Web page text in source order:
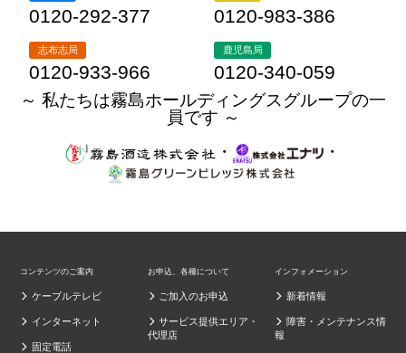
0120-292-377 0120-983-386
志布志局
0120-933-966
鹿児島局
0120-340-059
～ 私たちは霧島ホールディングスグループの一
員です ～
・
・
コンテンツのご案内
ケーブルテレビ
インターネット
固定電話
お申込、各種について
ご加入のお申込
サービス提供エリア・
代理店
インフォメーション
新着情報
障害・メンテナンス情
報